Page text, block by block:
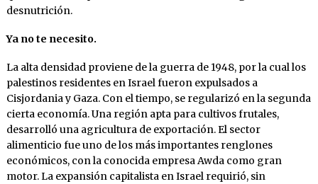
desnutrición.
Ya no te necesito.
La alta densidad proviene de la guerra de 1948, por la cual los
palestinos residentes en Israel fueron expulsados a
Cisjordania y Gaza. Con el tiempo, se regularizó en la segunda
cierta economía. Una región apta para cultivos frutales,
desarrolló una agricultura de exportación. El sector
alimenticio fue uno de los más importantes renglones
económicos, con la conocida empresa Awda como gran
motor. La expansión capitalista en Israel requirió, sin